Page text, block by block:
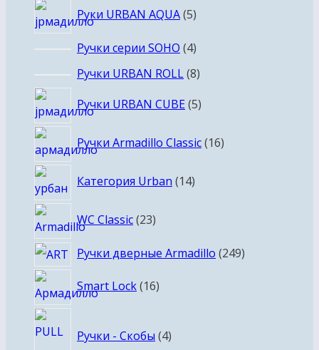
Руки URBAN AQUA 55
Ручки серии SOHO 44
товара
Ручки URBAN ROLL 88
Ручки URBAN CUBE 55
Ручки Armadillo Classic 1616
Категория Urban 1414
WC Classic 2323
Ручки дверные Armadillo 249249
Smart Lock 1616
Ручки - Скобы 4товара